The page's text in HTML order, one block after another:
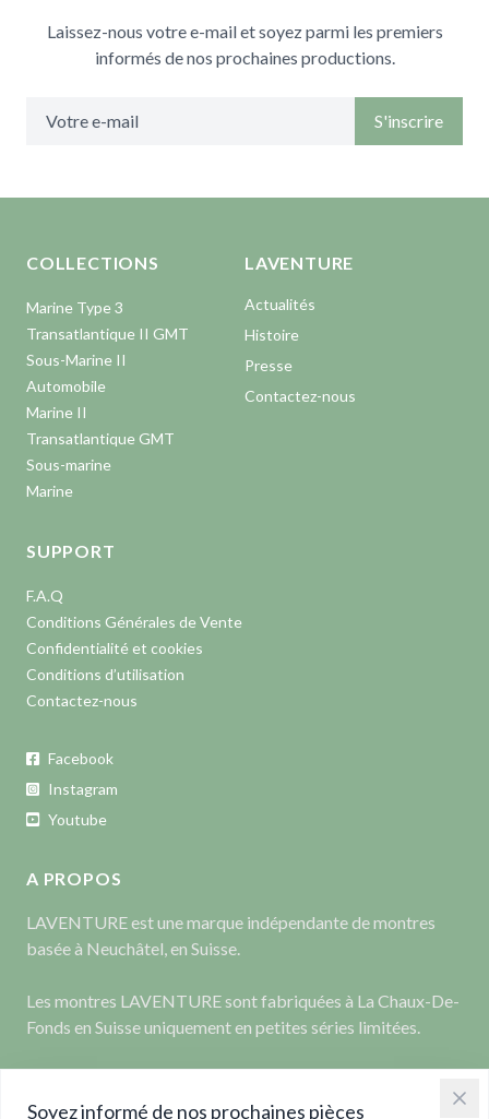
Laissez-nous votre e-mail et soyez parmi les premiers
informés de nos prochaines productions.
S'inscrire
COLLECTIONS
Marine Type 3
Transatlantique II GMT
Sous-Marine II
Automobile
Marine II
Transatlantique GMT
Sous-marine
Marine
LAVENTURE
Actualités
Histoire
Presse
Contactez-nous
SUPPORT
F.A.Q
Conditions Générales de Vente
Confidentialité et cookies
Conditions d’utilisation
Contactez-nous
Facebook
Instagram
Youtube
A PROPOS
LAVENTURE est une marque indépendante de montres
basée à Neuchâtel, en Suisse.
Les montres LAVENTURE sont fabriquées à La Chaux-De-
Fonds en Suisse uniquement en petites séries limitées.
Soyez informé de nos prochaines pièces